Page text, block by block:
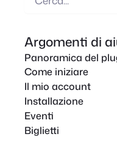
e
r
c
a
Argomenti di
Panoramica del
Come iniziare
Il mio account
Installazione
Eventi
Biglietti